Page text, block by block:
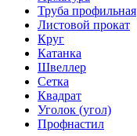
Труба профильная
Листовой прокат
Круг
Катанка
Швеллер
Сетка
Квадрат
Уголок (угол)
Профнастил